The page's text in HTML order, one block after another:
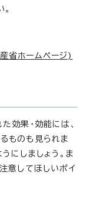
省ホームページ)
効果・効能には、
ものも見られま
にしましょう。ま
意してほしいポイ